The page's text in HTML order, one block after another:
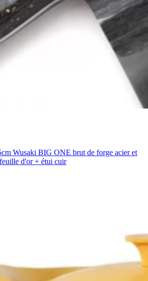
Wusaki BIG ONE brut de forge acier et
d'or + étui cuir